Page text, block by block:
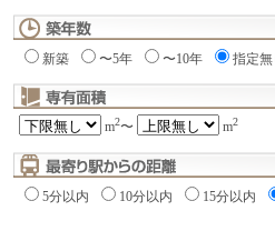
新築 〜5年 〜10年 指定無
m2〜 m2
5分以内 10分以内 15分以内